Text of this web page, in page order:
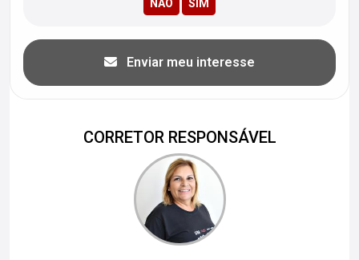
Enviar meu interesse
CORRETOR RESPONSÁVEL